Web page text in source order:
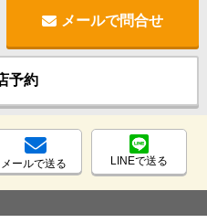
メールで問合せ
予約
メールで送る LINEで送る